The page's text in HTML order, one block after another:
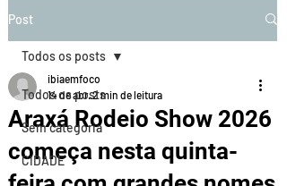
Post
Todos os posts
Sem categoria
CIDADE
Todos os posts
Araxá Rodeio Show 2026
começa nesta quinta-
ibiaemfoco
14 de abr.2 min de leitura